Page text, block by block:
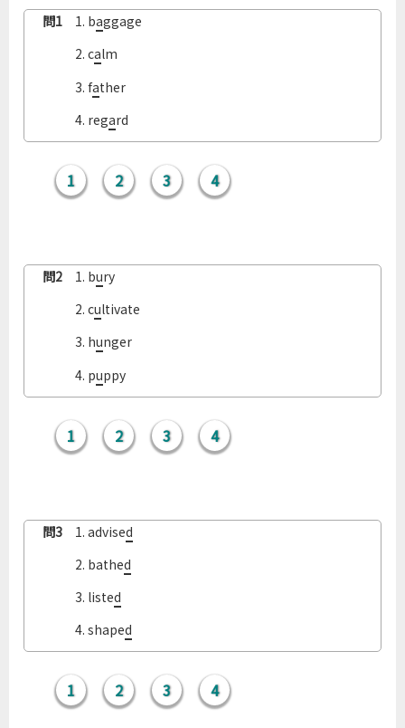
問1
問2
問3
問4
問1 1. baggage
2. calm
3. father
4. regard
1 2 3 4
問2 1. bury
2. cultivate
3. hunger
4. puppy
1 2 3 4
問3 1. advised
2. bathed
3. listed
4. shaped
1 2 3 4